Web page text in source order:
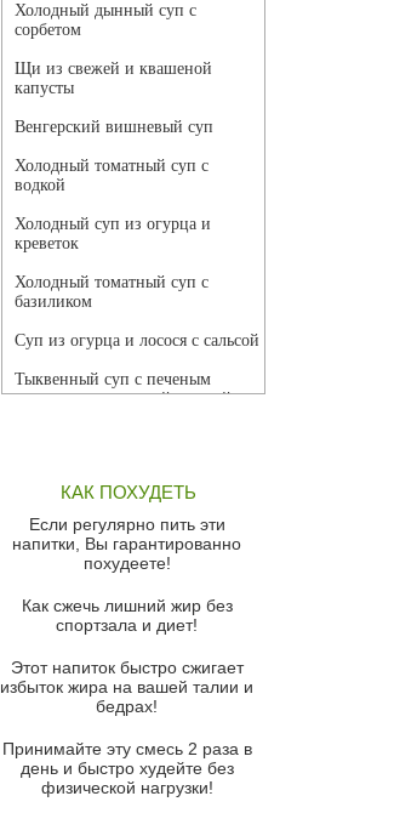
Холодный дынный суп с
сорбетом
Щи из свежей и квашеной
капусты
Венгерский вишневый суп
Холодный томатный суп с
водкой
Холодный суп из огурца и
креветок
Холодный томатный суп с
базиликом
Суп из огурца и лосося с сальсой
Тыквенный суп с печеным
чесноком и томатной сальсой
красного перца
Парижский луковый суп
Суп из спаржи и горошка с
Суп-крем из цветной капусты
Французский луковый суп
Суп из баклажанов с моцареллой
Грибной крем-суп с кростини с
козьим сыром
КАК ПОХУДЕТЬ
Если регулярно пить эти
напитки, Вы гарантированно
похудеете!
Как сжечь лишний жир без
спортзала и диет!
Этот напиток быстро сжигает
избыток жира на вашей талии и
бедрах!
Принимайте эту смесь 2 раза в
день и быстро худейте без
физической нагрузки!